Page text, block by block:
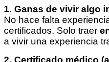
1. Ganas de vivir algo
No hace falta
certificados. Solo traer
a vivir una experiencia
2. Certificado médico